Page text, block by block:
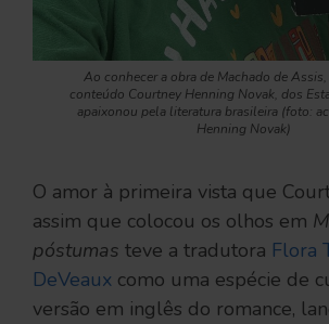
Ao conhecer a obra de Machado de
conteúdo Courtney Henning Novak, dos
apaixonou pela literatura brasileira (foto:
Henning Novak)
O amor à primeira vista que
assim que colocou os olhos em
póstumas teve a tradutora Flora
DeVeaux como uma espécie de
versão em inglês do romance,